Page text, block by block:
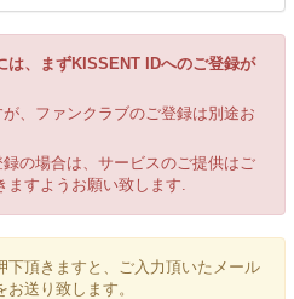
、まずKISSENT IDへのご登録が
、ファンクラブのご登録は別途お
の場合は、サービスのご提供はご
ますようお願い致します.
下頂きますと、ご入力頂いたメール
送り致します。